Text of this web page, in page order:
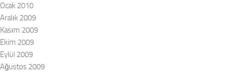
Ocak 2010
Aralık 2009
Kasım 2009
Ekim 2009
Eylül 2009
Ağustos 2009